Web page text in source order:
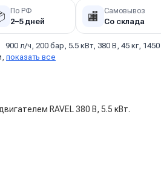
По РФ
2–5 дней 🏬 Самовывоз
Со склада
900 л/ч, 200 бар, 5.5 кВт, 380 В, 45 кг, 1450
показать все
RAVEL 380 В, 5.5 кВт.